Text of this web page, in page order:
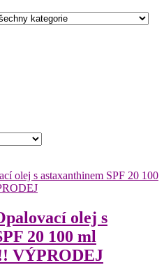
olej s
20 100 ml
VÝPRODEJ